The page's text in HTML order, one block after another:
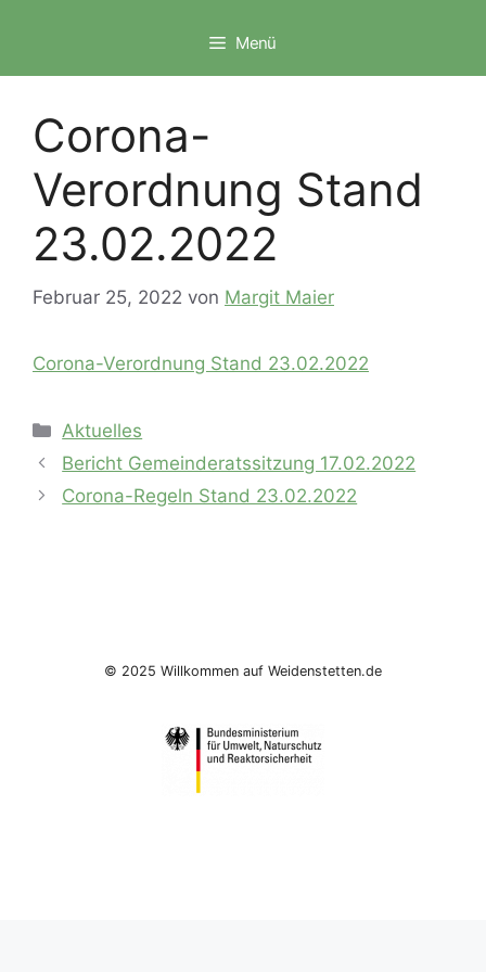
Menü
Corona-
Verordnung Stand
23.02.2022
Februar 25, 2022 von Margit Maier
Corona-Verordnung Stand 23.02.2022
Kategorien
Aktuelles
Bericht Gemeinderatssitzung 17.02.2022
Corona-Regeln Stand 23.02.2022
© 2025 Willkommen auf Weidenstetten.de